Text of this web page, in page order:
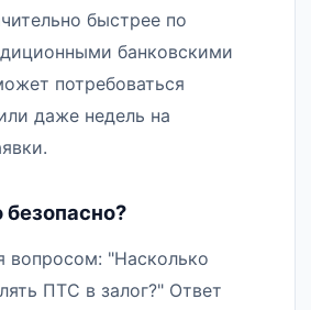
быстрее по
банковскими
потребоваться
даже недель на
безопасно?
вопросом: "Насколько
ПТС в залог?" Ответ